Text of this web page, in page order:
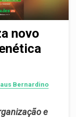
novo
Bernardino
e